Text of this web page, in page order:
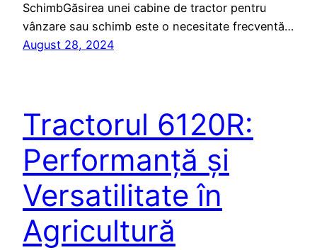
SchimbGăsirea unei cabine de tractor pentru
vânzare sau schimb este o necesitate frecventă…
August 28, 2024
Tractorul 6120R:
Performanță și
Versatilitate în
Agricultură